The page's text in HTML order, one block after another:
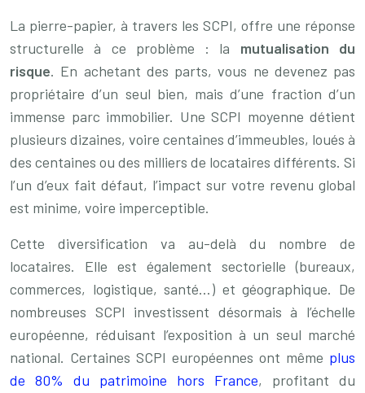
La pierre-papier, à travers les SCPI, offre une réponse
structurelle à ce problème : la mutualisation du
risque. En achetant des parts, vous ne devenez pas
propriétaire d’un seul bien, mais d’une fraction d’un
immense parc immobilier. Une SCPI moyenne détient
plusieurs dizaines, voire centaines d’immeubles, loués à
des centaines ou des milliers de locataires différents. Si
l’un d’eux fait défaut, l’impact sur votre revenu global
est minime, voire imperceptible.
Cette diversification va au-delà du nombre de
locataires. Elle est également sectorielle (bureaux,
commerces, logistique, santé…) et géographique. De
nombreuses SCPI investissent désormais à l’échelle
européenne, réduisant l’exposition à un seul marché
national. Certaines SCPI européennes ont même plus
de 80% du patrimoine hors France, profitant du